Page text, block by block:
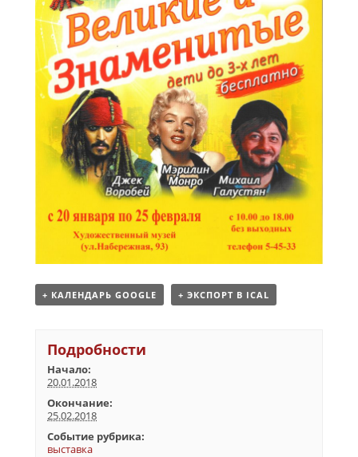
+ КАЛЕНДАРЬ GOOGLE + ЭКСПОРТ В ICAL
Подробности
Начало:
20.01.2018
Окончание:
25.02.2018
Событие рубрика:
выставка